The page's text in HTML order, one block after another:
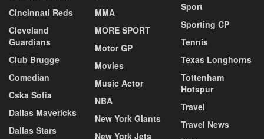
Cincinnati Reds
Cleveland
Guardians
Club Brugge
Comedian
Cska Sofia
Dallas Mavericks
Dallas Stars
MMA
MORE SPORT
Motor GP
Movies
Music Actor
NBA
New York Giants
New York Jets
Sport
Sporting CP
Tennis
Texas Longhorns
Tottenham
Hotspur
Travel
Travel News